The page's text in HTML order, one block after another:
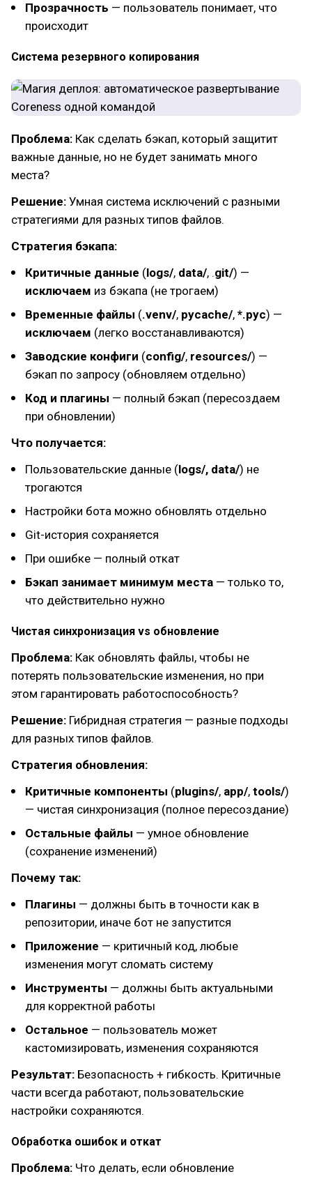
Прозрачность — пользователь понимает, что
происходит
Система резервного копирования
Проблема: Как сделать бэкап, который защитит
важные данные, но не будет занимать много
места?
Решение: Умная система исключений с разными
стратегиями для разных типов файлов.
Стратегия бэкапа:
Критичные данные (logs/, data/, .git/) —
исключаем из бэкапа (не трогаем)
Временные файлы (.venv/, pycache/, *.pyc) —
исключаем (легко восстанавливаются)
Заводские конфиги (config/, resources/) —
бэкап по запросу (обновляем отдельно)
Код и плагины — полный бэкап (пересоздаем
при обновлении)
Что получается:
Пользовательские данные (logs/, data/) не
трогаются
Настройки бота можно обновлять отдельно
Git-история сохраняется
При ошибке — полный откат
Бэкап занимает минимум места — только то,
что действительно нужно
Чистая синхронизация vs обновление
Проблема: Как обновлять файлы, чтобы не
потерять пользовательские изменения, но при
этом гарантировать работоспособность?
Решение: Гибридная стратегия — разные подходы
для разных типов файлов.
Стратегия обновления:
Критичные компоненты (plugins/, app/, tools/)
— чистая синхронизация (полное пересоздание)
Остальные файлы — умное обновление
(сохранение изменений)
Почему так:
Плагины — должны быть в точности как в
репозитории, иначе бот не запустится
Приложение — критичный код, любые
изменения могут сломать систему
Инструменты — должны быть актуальными
для корректной работы
Остальное — пользователь может
кастомизировать, изменения сохраняются
Результат: Безопасность + гибкость. Критичные
части всегда работают, пользовательские
настройки сохраняются.
Обработка ошибок и откат
Проблема: Что делать, если обновление